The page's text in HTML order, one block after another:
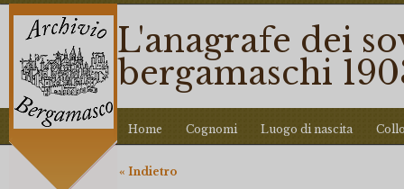
L'anagrafe dei
bergamaschi
Home Cognomi Luogo di nascita
« Indietro